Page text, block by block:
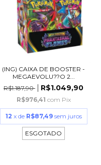
(ING) CAIXA DE BOOSTER -
MEGAEVOLU??O 2...
R$1.187,90
R$1.049,90
R$976,41 com Pix
12 x de R$87,49 sem juros
ESGOTADO